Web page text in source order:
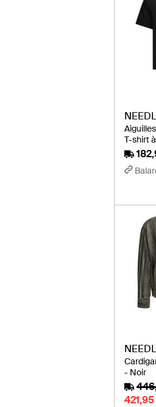
T-shirt
- Noir